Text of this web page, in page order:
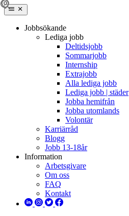
Jobbsökande
Lediga jobb
Deltidsjobb
Sommarjobb
Internship
Extrajobb
Alla lediga jobb
Lediga jobb | städer
Jobba hemifrån
Jobba utomlands
Volontär
Karriärråd
Blogg
Jobb 13-18år
Information
Arbetsgivare
Om oss
FAQ
Kontakt